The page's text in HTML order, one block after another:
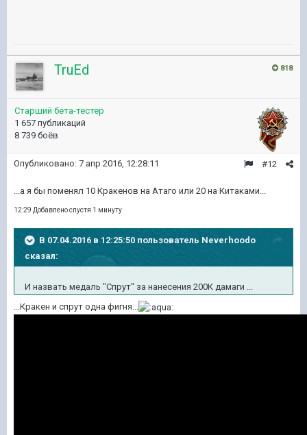
818
TruEd
Старший бета-тестер
1 657 публикаций
8 739 боёв
#12
Опубликовано: 7 апр 2016, 12:28:11
...а я бы поменял 10 Кракенов на Атаго или 20 на Китаками...
12:29 Добавлено спустя 1 минуту
В 07.04.2016 в 12:25:50 пользователь Neverhoodo
сказал:
И назвать медаль "Спрут" за нанесения 200К дамаги ...
...Кракен и спрут одна фигня...